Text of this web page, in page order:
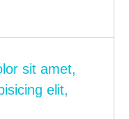
sit amet,
elit,